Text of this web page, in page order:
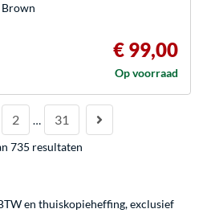
€ 99,00
Op voorraad
2 … 31
735 resultaten
en thuiskopieheffing, exclusief